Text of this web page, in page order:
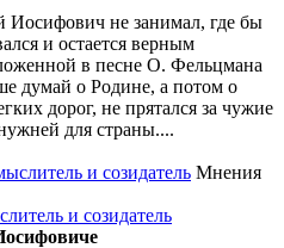
не занимал, где бы
и остается верным
в песне О. Фельцмана
думай о Родине, а потом о
дорог, не прятался за чужие
для страны....
Мнения
и созидатель